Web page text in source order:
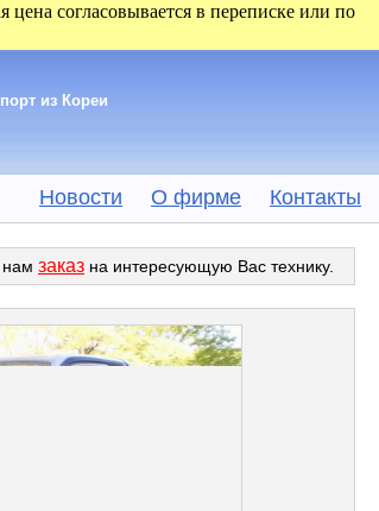
согласовывается в переписке или по
из Кореи
Новости О фирме Контакты
нам заказ на интересующую Вас технику.